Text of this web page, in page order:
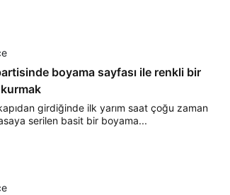
boyama sayfası ile renkli bir
girdiğinde ilk yarım saat çoğu zaman
serilen basit bir boyama...